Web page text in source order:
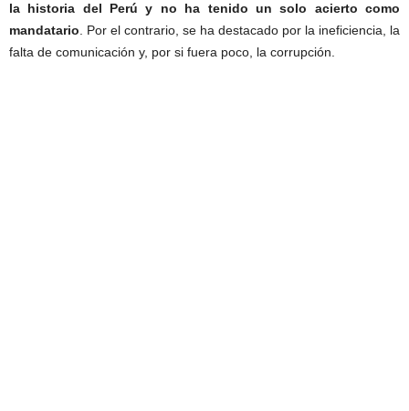
la historia del Perú y no ha tenido un solo acierto como
mandatario . Por el contrario, se ha destacado por la ineficiencia, la
falta de comunicación y, por si fuera poco, la corrupción.